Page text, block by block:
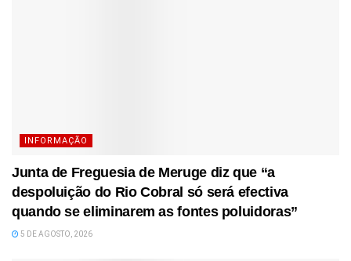
INFORMAÇÃO
Junta de Freguesia de Meruge diz que “a
despoluição do Rio Cobral só será efectiva
quando se eliminarem as fontes poluidoras”
5 DE AGOSTO, 2026